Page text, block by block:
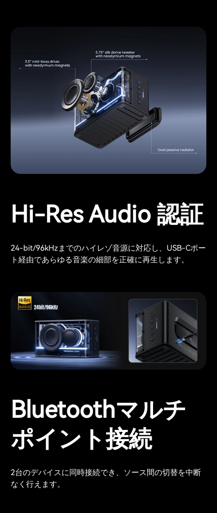
Hi-Res Audio 認証
24-bit/96kHzまでのハイレゾ音源に対応し、USB-Cポー
ト経由であらゆる音楽の細部を正確に再生します。
Bluetoothマルチ
ポイント接続
2台のデバイスに同時接続でき、ソース間の切替を中断
なく行えます。